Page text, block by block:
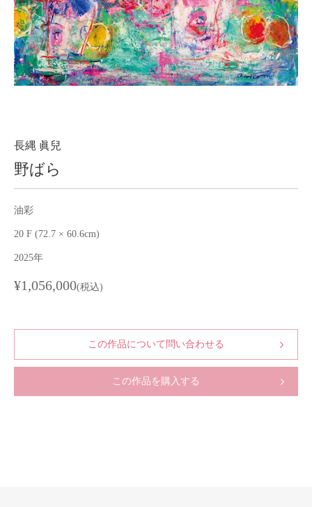
Schedule スケジュール
About 会社案内
Contact
Purchase assessment
長縄 眞兒
野ばら
油彩
20 F (72.7 × 60.6cm)
2025年
¥1,056,000(税込)
この作品について問い合わせる
この作品を購入する